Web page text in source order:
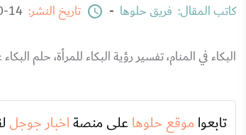
كاتب المقال: فريق حلوها - تاريخ النشر: 14-10-2018
البكاء في المنام، تفسير رؤية البكاء للمرأة، حلم
تابعوا موقع حلوهاعلى منصةاخبار جوجل